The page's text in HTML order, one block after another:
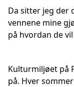
Da sitter jeg der
vennene mine
på hvordan de
Kulturmiljøet på
på. Hver